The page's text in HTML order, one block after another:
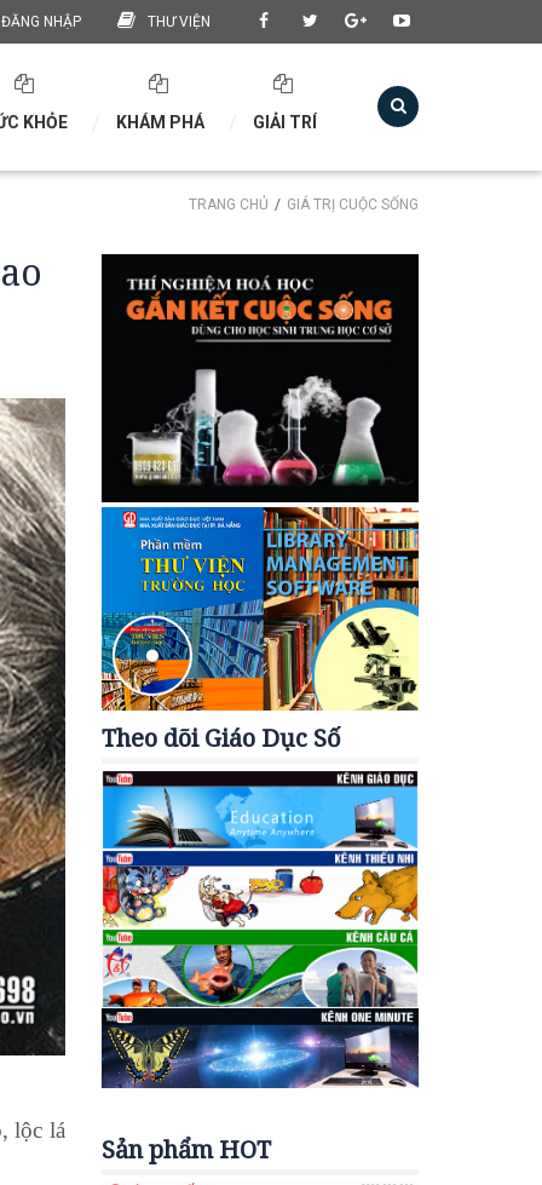
ĐĂNG NHẬP THƯ VIỆN
KHỎE KHÁM PHÁ GIẢI TRÍ
TRANG CHỦ GIÁ TRỊ CUỘC SỐNG
lộc lá
Theo dõi Giáo Dục Số
Sản phẩm HOT